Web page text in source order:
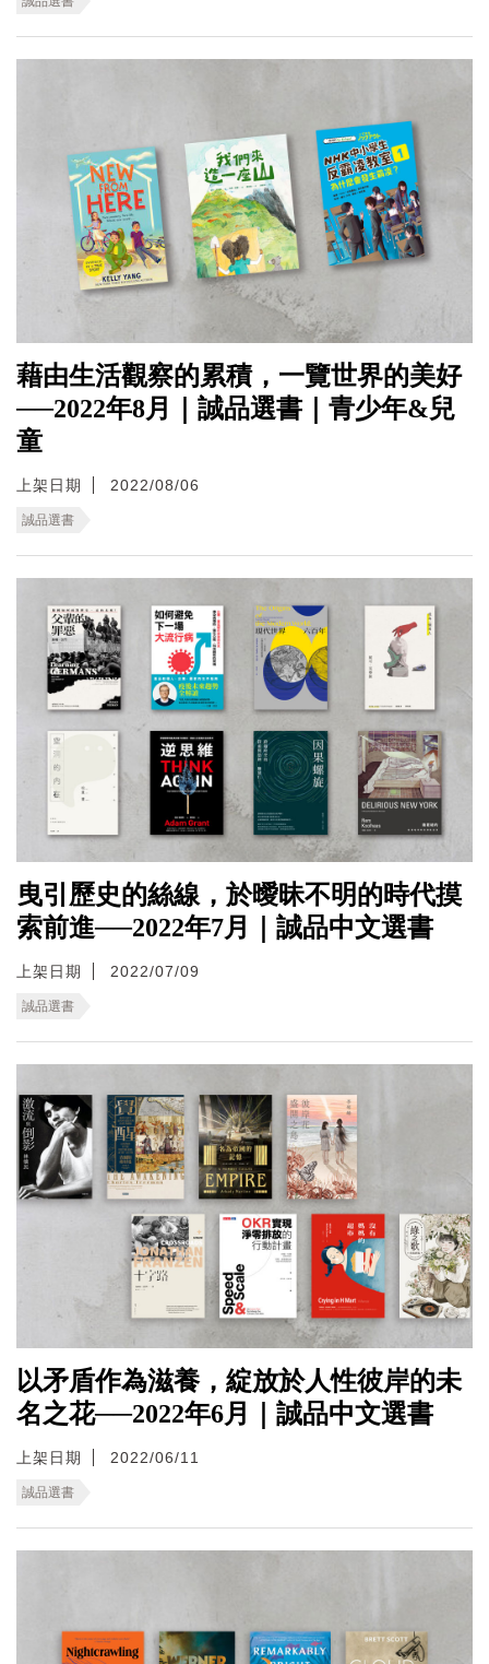
藉由生活觀察的累積，一覽世界的美好
──2022年8月｜誠品選書｜青少年&兒
童
上架日期 2022/08/06
誠品選書
曳引歷史的絲線，於曖昧不明的時代摸
索前進──2022年7月｜誠品中文選書
上架日期 2022/07/09
誠品選書
以矛盾作為滋養，綻放於人性彼岸的未
名之花──2022年6月｜誠品中文選書
上架日期 2022/06/11
誠品選書